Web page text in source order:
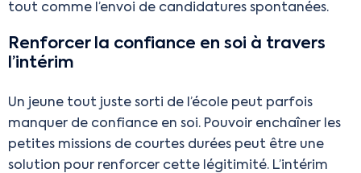
tout comme l’envoi de candidatures spontanées.
Renforcer la confiance en soi à travers
l’intérim
Un jeune tout juste sorti de l’école peut parfois
manquer de confiance en soi. Pouvoir enchaîner les
petites missions de courtes durées peut être une
solution pour renforcer cette légitimité. L’intérim